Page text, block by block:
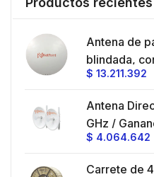
Antena de
blindada,
ft, 5.9-7.2
hasta 80
montaje
$ 13.211.392
Antena
GHz /
45 ° y 90 ° /
$ 4.064.642
Carrete de